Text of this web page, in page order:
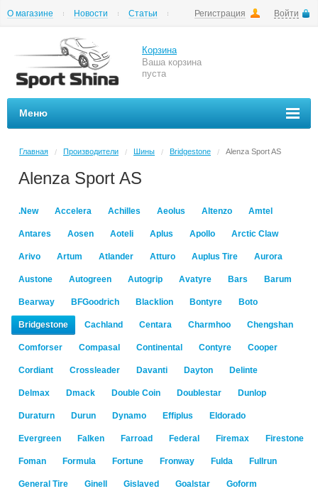
Регистрация Войти
О магазине Новости
Статьи
Корзина
Ваша корзина
пуста
Меню
Главная / Производители / Шины / Bridgestone / Alenza Sport AS
Alenza Sport AS
.New Accelera Achilles Aeolus Altenzo Amtel
Antares Aosen Aoteli Aplus Apollo Arctic Claw
Arivo Artum Atlander Atturo Auplus Tire Aurora
Austone Autogreen Autogrip Avatyre Bars Barum
Bearway BFGoodrich Blacklion Bontyre Boto
Bridgestone Cachland Centara Charmhoo Chengshan
Comforser Compasal Continental Contyre Cooper
Cordiant Crossleader Davanti Dayton Delinte
Delmax Dmack Double Coin Doublestar Dunlop
Duraturn Durun Dynamo Effiplus Eldorado
Evergreen Falken Farroad Federal Firemax Firestone
Foman Formula Fortune Fronway Fulda Fullrun
General Tire Ginell Gislaved Goalstar Goform